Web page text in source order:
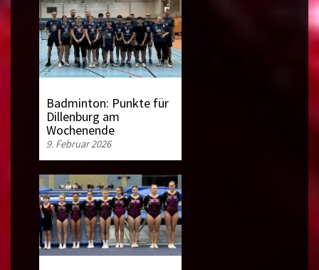
Badminton: Punkte für
Dillenburg am
Wochenende
9. Februar 2026